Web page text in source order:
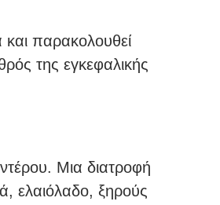
και παρακολουθεί
της εγκεφαλικής
Μια διατροφή
ελαιόλαδο, ξηρούς